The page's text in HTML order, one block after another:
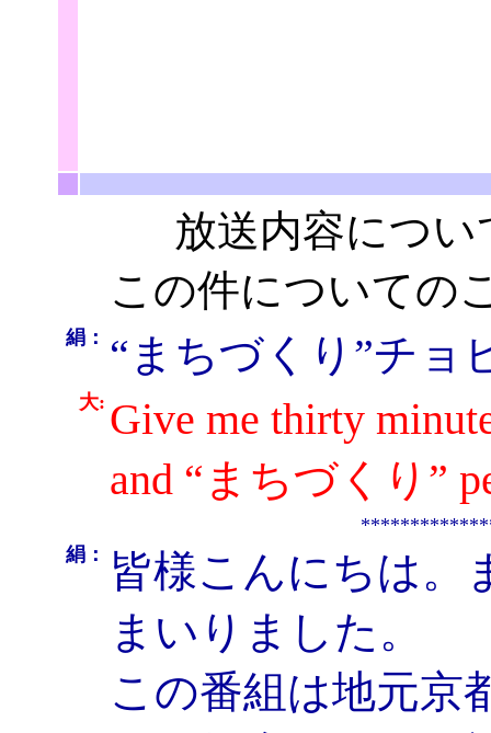
放送内容につい
この件についての
絹： “まちづくり”チョ
大: Give me thirty
and “まちづくり”
絹：
皆様こんにちは。
まいりました。
この番組は地元京